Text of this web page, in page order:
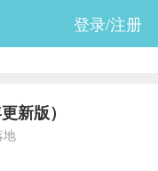
登录/注册
新版）